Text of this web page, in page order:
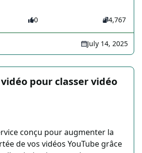
0 4,767
July 14, 2025
vidéo pour classer vidéo
conçu pour augmenter la
de vos vidéos YouTube grâce